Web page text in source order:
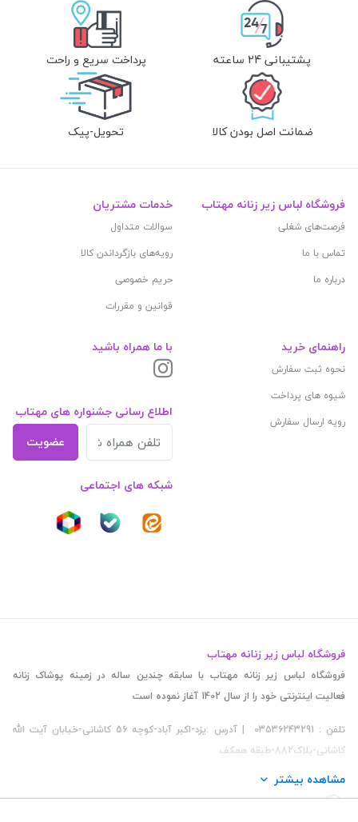
پشتیبانی 24 ساعته پرداخت سریع و راحت
ضمانت اصل بودن کالا تحویل-پیک
فروشگاه لباس زیر زنانه مهتاب
فرصت‌های شغلی
تماس با ما
درباره ما
خدمات مشتریان
سوالات متداول
رویه‌های بازگرداندن کالا
حریم خصوصی
قوانین و مقررات
راهنمای خرید
نحوه ثبت سفارش
شیوه های پرداخت
رویه ارسال سفارش
با ما همراه باشید
اطلاع رسانی جشنواره های مهتاب
عضویت
شبکه های اجتماعی
فروشگاه لباس زیر زنانه مهتاب
فروشگاه لباس زیر زنانه مهتاب با سابقه چندین ساله در زمینه پوشاک زنانه
فعالیت اینترنتی خود را از سال 1402 آغاز نموده است
تلفن : 03536243291 | آدرس :یزد-اکبر آباد-کوچه 56 کاشانی-خیابان آیت الله
کاشانی-پلاک882-طبقه همکف
مشاهده بیشتر